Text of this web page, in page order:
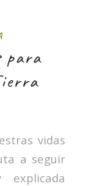
para
vidas
a seguir